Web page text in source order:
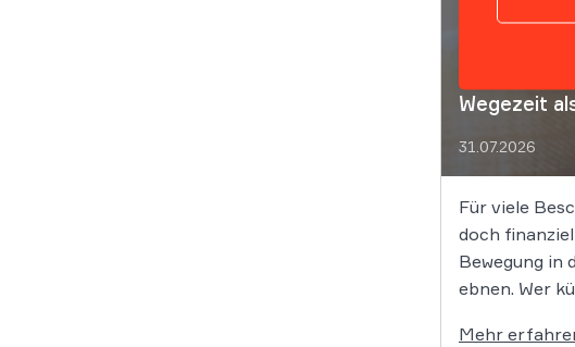
Wegezeit
31.07.2026
Für viele
doch
Bewegung in
ebnen. Wer
Mehr